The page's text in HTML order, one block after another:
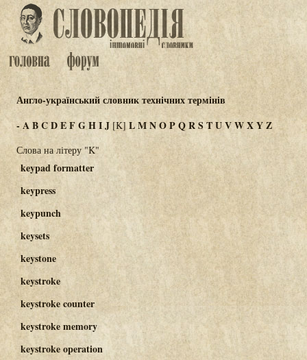
Англо-український словник технічних термінів
-ABCDEFGHIJ [K] LMNOPQRSTUVWXYZ
Слова на літеру "K"
keypad formatter
keypress
keypunch
keysets
keystone
keystroke
keystroke counter
keystroke memory
keystroke operation